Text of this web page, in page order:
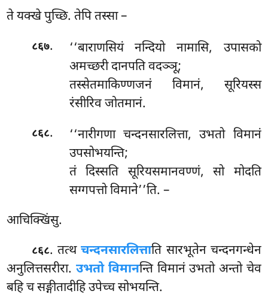
ते यक्खे पुच्छि. तेपि तस्सा –
८६७.
‘‘बाराणसियं नन्दियो नामासि, उपासको
अमच्छरी दानपति वदञ्ञू;
तस्सेतमाकिण्णजनं विमानं, सूरियस्स
रंसीरिव जोतमानं.
८६८.
‘‘नारीगणा चन्दनसारलित्ता, उभतो विमानं
उपसोभयन्ति;
तं दिस्सति सूरियसमानवण्णं, सो मोदति
सग्गपत्तो विमाने’’ति. –
आचिक्खिंसु.
८६८. तत्थचन्दनसारलित्ताति सारभूतेन चन्दनगन्धेन
अनुलित्तसरीरा. उभतो विमानन्ति विमानं उभतो अन्तो चेव
बहि च सङ्गीतादीहि उपेच्च सोभयन्ति.